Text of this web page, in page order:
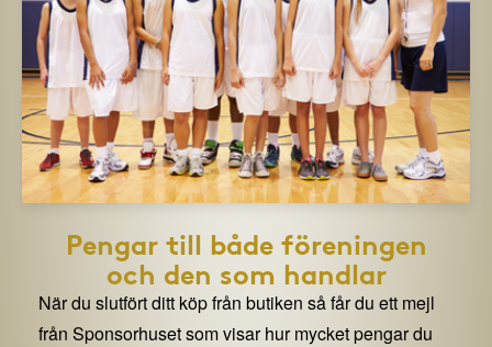
Pengar till både föreningen
och den som handlar
När du slutfört ditt köp från butiken så får du ett mejl
från Sponsorhuset som visar hur mycket pengar du